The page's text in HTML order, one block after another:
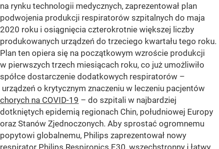
na rynku technologii medycznych, zaprezentował plan
podwojenia produkcji respiratorów szpitalnych do maja
2020 roku i osiągnięcia czterokrotnie większej liczby
produkowanych urządzeń do trzeciego kwartału tego roku.
Plan ten opiera się na początkowym wzroście produkcji
w pierwszych trzech miesiącach roku, co już umożliwiło
spółce dostarczenie dodatkowych respiratorów –
urządzeń o krytycznym znaczeniu w leczeniu pacjentów
chorych na COVID-19 – do szpitali w najbardziej
dotkniętych epidemią regionach Chin, południowej Europy
oraz Stanów Zjednoczonych. Aby sprostać ogromnemu
popytowi globalnemu, Philips zaprezentował nowy